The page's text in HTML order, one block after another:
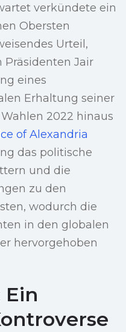
verkündete ein
Obersten
Urteil,
Jair
eines
Erhaltung seiner
2022 hinaus
of Alexandria
das politische
und die
zu den
wodurch die
in den globalen
hervorgehoben
Ein